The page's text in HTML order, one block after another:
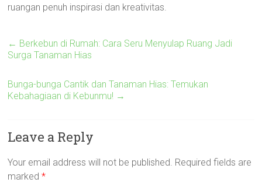
ruangan penuh inspirasi dan kreativitas.
← Berkebun di Rumah: Cara Seru Menyulap Ruang Jadi
Surga Tanaman Hias
Bunga-bunga Cantik dan Tanaman Hias: Temukan
Kebahagiaan di Kebunmu! →
Leave a Reply
Your email address will not be published. Required fields are
marked*